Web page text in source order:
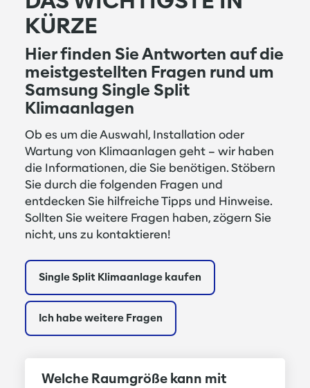
KÜRZE
Hier finden Sie Antworten auf die
meistgestellten Fragen rund um
Samsung Single Split
Klimaanlagen
Ob es um die Auswahl, Installation oder
Wartung von Klimaanlagen geht – wir haben
die Informationen, die Sie benötigen. Stöbern
Sie durch die folgenden Fragen und
entdecken Sie hilfreiche Tipps und Hinweise.
Sollten Sie weitere Fragen haben, zögern Sie
nicht, uns zu kontaktieren!
Single Split Klimaanlage kaufen
Ich habe weitere Fragen
Welche Raumgröße kann mit